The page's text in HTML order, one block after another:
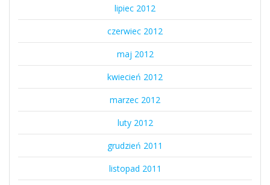
lipiec 2012
czerwiec 2012
maj 2012
kwiecień 2012
marzec 2012
luty 2012
grudzień 2011
listopad 2011